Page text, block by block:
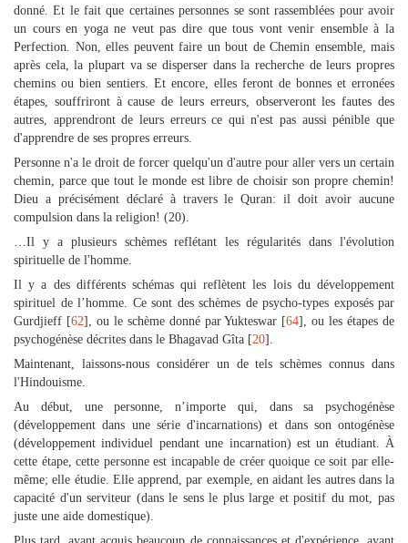
donné. Et le fait que certaines personnes se sont rassemblées pour avoir
un cours en yoga ne veut pas dire que tous vont venir ensemble à la
Perfection. Non, elles peuvent faire un bout de Chemin ensemble, mais
après cela, la plupart va se disperser dans la recherche de leurs propres
chemins ou bien sentiers. Et encore, elles feront de bonnes et erronées
étapes, souffriront à cause de leurs erreurs, observeront les fautes des
autres, apprendront de leurs erreurs ce qui n'est pas aussi pénible que
d'apprendre de ses propres erreurs.
Personne n'a le droit de forcer quelqu'un d'autre pour aller vers un certain
chemin, parce que tout le monde est libre de choisir son propre chemin!
Dieu a précisément déclaré à travers le Quran: il doit avoir aucune
compulsion dans la religion! (20).
…Il y a plusieurs schèmes reflétant les régularités dans l'évolution
spirituelle de l'homme.
Il y a des différents schémas qui reflètent les lois du développement
spirituel de l’homme. Ce sont des schèmes de psycho-types exposés par
Gurdjieff [62], ou le schème donné par Yukteswar [64], ou les étapes de
psychogénèse décrites dans le Bhagavad Gîta [20].
Maintenant, laissons-nous considérer un de tels schèmes connus dans
l'Hindouisme.
Au début, une personne, n’importe qui, dans sa psychogénèse
(développement dans une série d'incarnations) et dans son ontogénèse
(développement individuel pendant une incarnation) est un étudiant. À
cette étape, cette personne est incapable de créer quoique ce soit par elle-
même; elle étudie. Elle apprend, par exemple, en aidant les autres dans la
capacité d'un serviteur (dans le sens le plus large et positif du mot, pas
juste une aide domestique).